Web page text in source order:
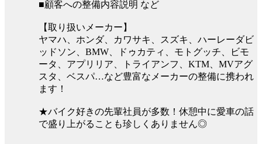
■顧客への整備内容説明 など
【取り扱いメーカー】
ヤマハ、ホンダ、カワサキ、スズキ、ハーレーダビ
ッドソン、BMW、ドゥカティ、モトグッチ、ビモ
ータ、アプリリア、トライアンフ、KTM、MVアグ
スタ、ベスパ…など豊富なメーカーの整備に携われ
ます！
★バイク好きの先輩社員が多数！休憩中に愛車の話
で盛り上がることも珍しくありません◎